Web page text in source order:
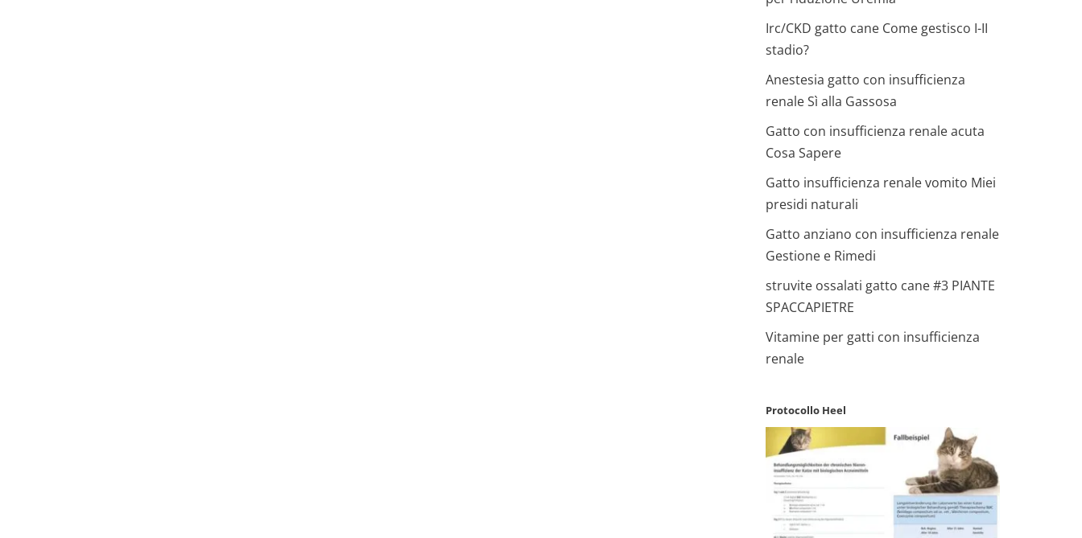
Irc/CKD gatto cane Come gestisco I-II
stadio?
Anestesia gatto con insufficienza
renale Sì alla Gassosa
Gatto con insufficienza renale acuta
Cosa Sapere
Gatto insufficienza renale vomito Miei
presidi naturali
Gatto anziano con insufficienza renale
Gestione e Rimedi
struvite ossalati gatto cane #3 PIANTE
SPACCAPIETRE
Vitamine per gatti con insufficienza
renale
Protocollo Heel